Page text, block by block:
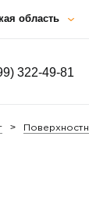
область
322-49-81